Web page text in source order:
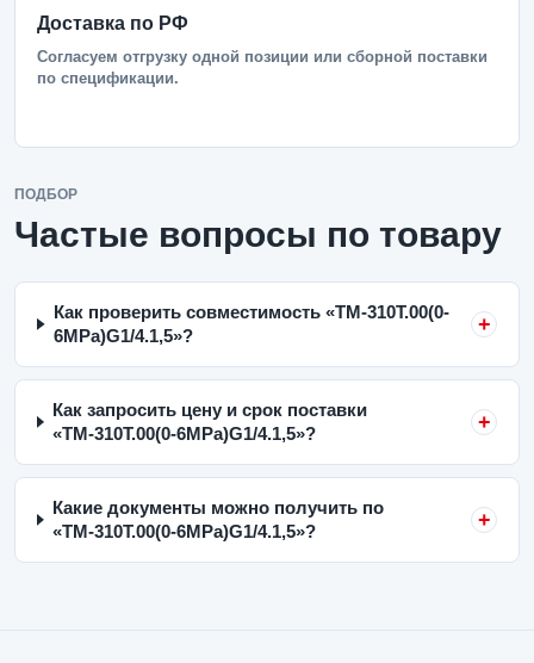
Доставка по РФ
Согласуем отгрузку одной позиции или сборной поставки
по спецификации.
ПОДБОР
Частые вопросы по товару
Как проверить совместимость «ТМ-310Т.00(0-
6MPa)G1/4.1,5»?
Как запросить цену и срок поставки
«ТМ-310Т.00(0-6MPa)G1/4.1,5»?
Какие документы можно получить по
«ТМ-310Т.00(0-6MPa)G1/4.1,5»?